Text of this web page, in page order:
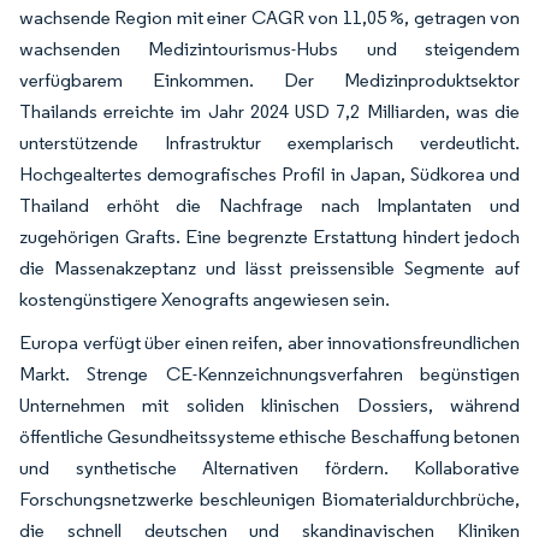
wachsende Region mit einer CAGR von 11,05 %, getragen von
wachsenden Medizintourismus-Hubs und steigendem
verfügbarem Einkommen. Der Medizinproduktsektor
Thailands erreichte im Jahr 2024 USD 7,2 Milliarden, was die
unterstützende Infrastruktur exemplarisch verdeutlicht.
Hochgealtertes demografisches Profil in Japan, Südkorea und
Thailand erhöht die Nachfrage nach Implantaten und
zugehörigen Grafts. Eine begrenzte Erstattung hindert jedoch
die Massenakzeptanz und lässt preissensible Segmente auf
kostengünstigere Xenografts angewiesen sein.
Europa verfügt über einen reifen, aber innovationsfreundlichen
Markt. Strenge CE-Kennzeichnungsverfahren begünstigen
Unternehmen mit soliden klinischen Dossiers, während
öffentliche Gesundheitssysteme ethische Beschaffung betonen
und synthetische Alternativen fördern. Kollaborative
Forschungsnetzwerke beschleunigen Biomaterialdurchbrüche,
die schnell deutschen und skandinavischen Kliniken